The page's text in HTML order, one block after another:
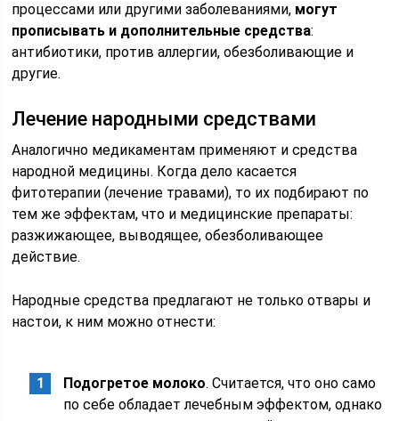
процессами или другими заболеваниями, могут
прописывать и дополнительные средства:
антибиотики, против аллергии, обезболивающие и
другие.
Лечение народными средствами
Аналогично медикаментам применяют и средства
народной медицины. Когда дело касается
фитотерапии (лечение травами), то их подбирают по
тем же эффектам, что и медицинские препараты:
разжижающее, выводящее, обезболивающее
действие.
Народные средства предлагают не только отвары и
настои, к ним можно отнести:
Подогретое молоко. Считается, что оно само
по себе обладает лечебным эффектом, однако